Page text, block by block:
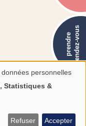
prendrerendez-vous
personnelles
Statistiques &
Refuser Accepter